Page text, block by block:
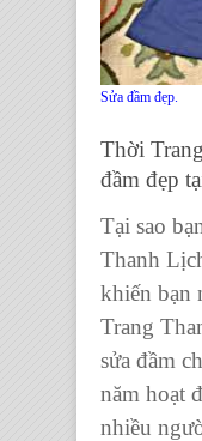
Sửa đầm đẹp.
Thời
đầm đẹp
Tại sao
Thanh
khiến bạn
Trang
sửa đầm
năm hoạt
nhiều